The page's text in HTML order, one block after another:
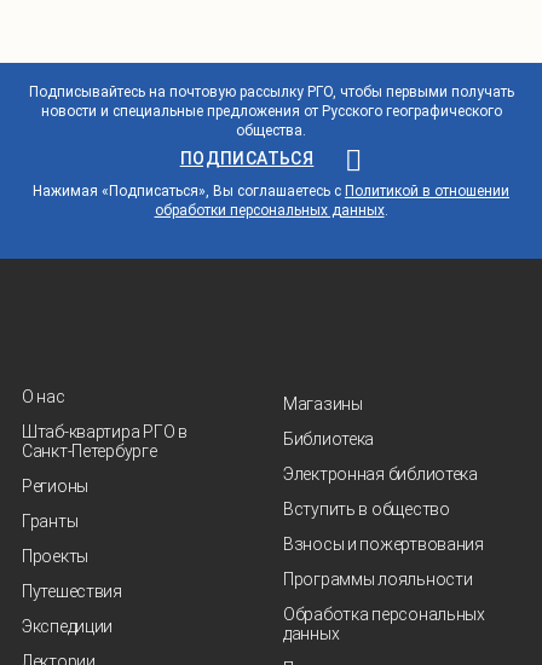
Подписывайтесь на почтовую рассылку РГО, чтобы первыми получать
новости и специальные предложения от Русского географического
общества.
ПОДПИСАТЬСЯ
Нажимая «Подписаться», Вы соглашаетесь с Политикой в отношении
обработки персональных данных.
О нас
Штаб-квартира РГО в
Санкт‑Петербурге
Регионы
Гранты
Проекты
Путешествия
Экспедиции
Магазины
Библиотека
Электронная библиотека
Вступить в общество
Взносы и пожертвования
Программы лояльности
Обработка персональных
данных